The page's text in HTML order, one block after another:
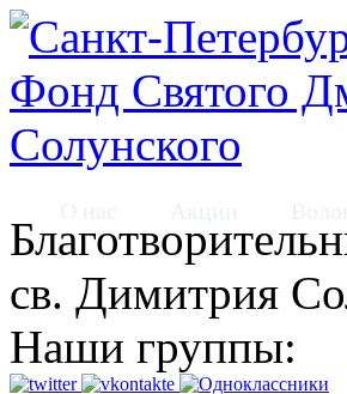
св. Димитрия
Наши группы: